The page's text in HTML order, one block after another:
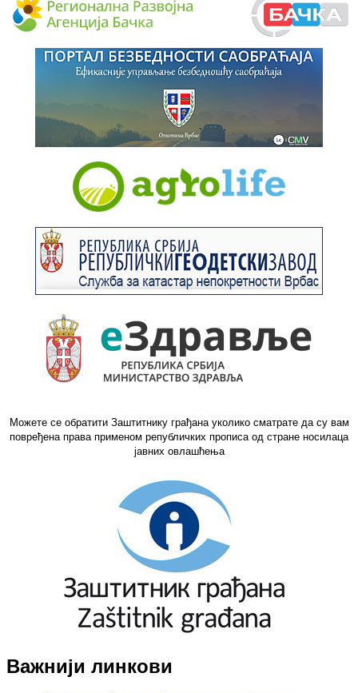
Можете се обратити Заштитнику грађана уколико сматрате да су вам
повређена права применом републичких прописа од стране носилаца
јавних овлашћења
Важнији линкови